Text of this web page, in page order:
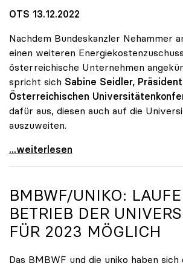
OTS 13.12.2022
Nachdem Bundeskanzler Nehammer
einen weiteren
österreichische Unternehmen
spricht sich Sabine Seidler,
Österreichischen
dafür aus, diesen auch auf die
auszuweiten.
uniko: Energiekostenzuschuss sollte
...weiterlesen
BMBWF/UNIKO:
BETRIEB DER
FÜR 2023 MÖGLICH
Das BMBWF und die uniko haben sich